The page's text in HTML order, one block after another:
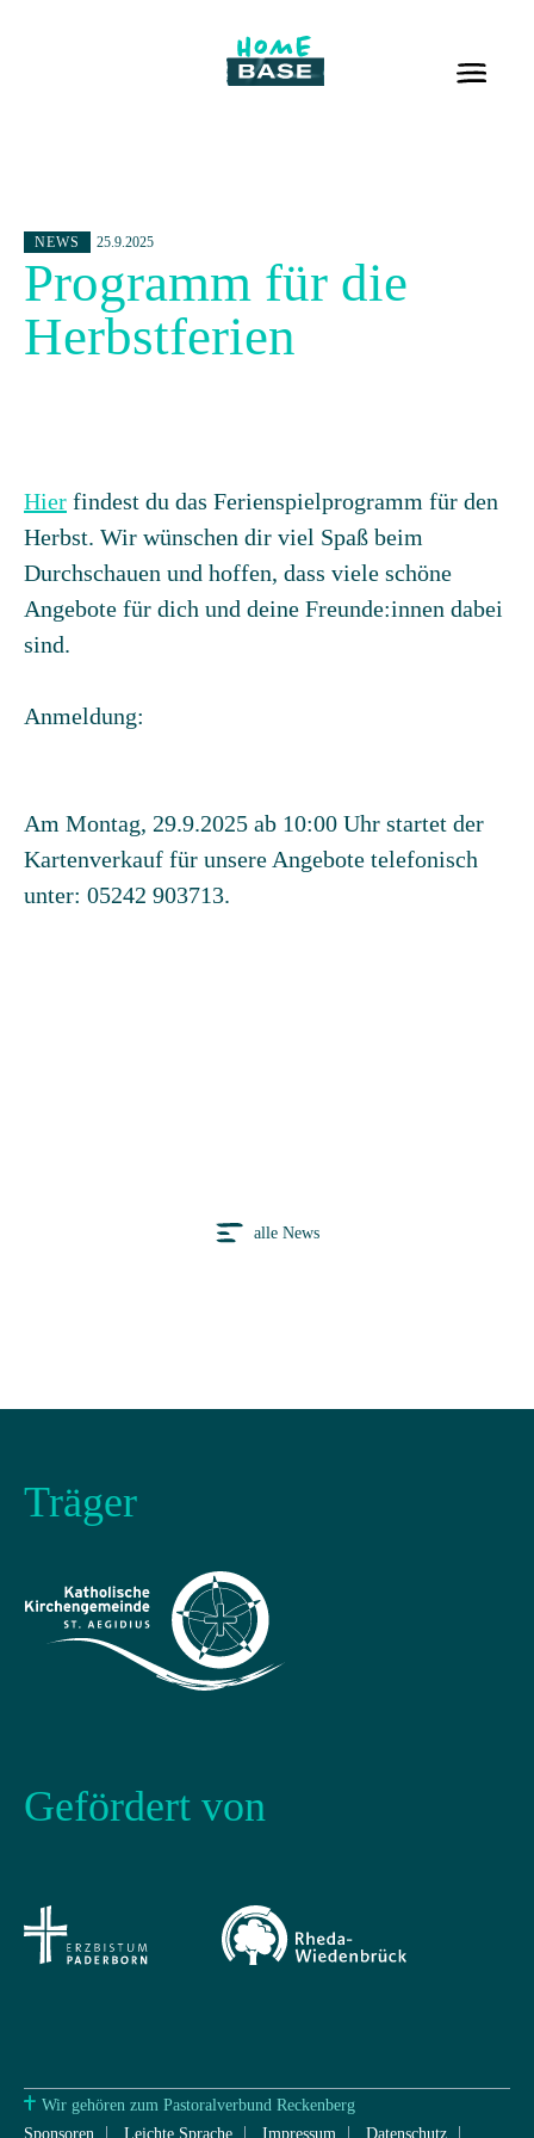
NEWS 25.9.2025
Programm für die
Herbstferien
Hier findest du das Ferienspielprogramm für den
Herbst. Wir wünschen dir viel Spaß beim
Durchschauen und hoffen, dass viele schöne
Angebote für dich und deine Freunde:innen dabei
sind.
Anmeldung:
Am Montag, 29.9.2025 ab 10:00 Uhr startet der
Kartenverkauf für unsere Angebote telefonisch
unter: 05242 903713.
alle News
Träger
Gefördert von
Wir gehören zum Pastoralverbund Reckenberg
Sponsoren
Leichte Sprache Impressum Datenschutz